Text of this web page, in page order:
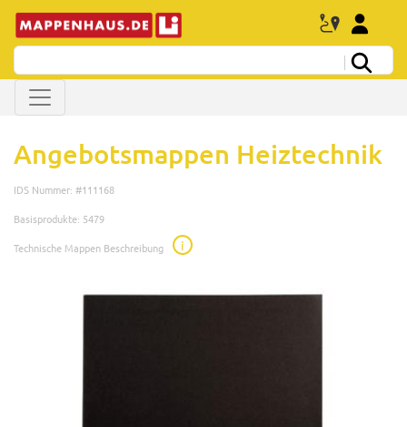
Angebotsmappen Heiztechnik
IDS Nummer: #111168
Basisprodukte: 5479
Technische Mappen Beschreibung
i